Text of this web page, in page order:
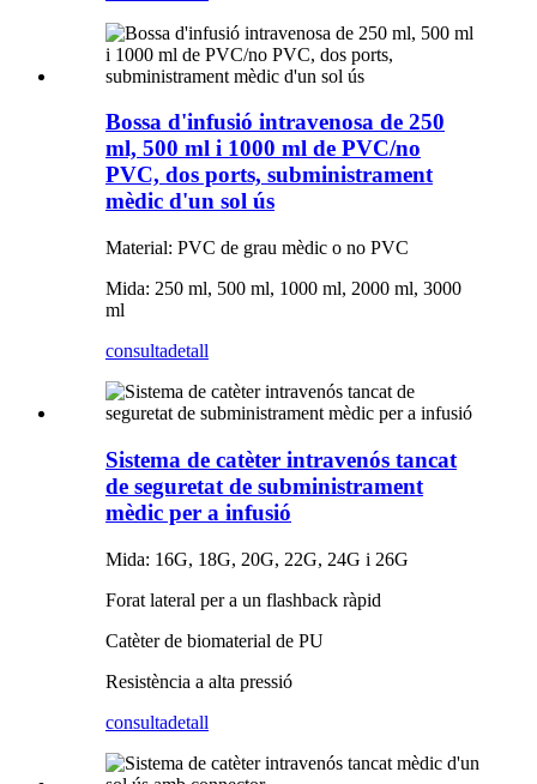
Bossa d'infusió intravenosa de 250
ml, 500 ml i 1000 ml de PVC/no
PVC, dos ports, subministrament
mèdic d'un sol ús
Material: PVC de grau mèdic o no PVC
Mida: 250 ml, 500 ml, 1000 ml, 2000 ml, 3000
ml
consultadetall
Sistema de catèter intravenós tancat
de seguretat de subministrament
mèdic per a infusió
Mida: 16G, 18G, 20G, 22G, 24G i 26G
Forat lateral per a un flashback ràpid
Catèter de biomaterial de PU
Resistència a alta pressió
consultadetall